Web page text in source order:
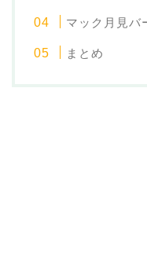
マック月見バ
まとめ